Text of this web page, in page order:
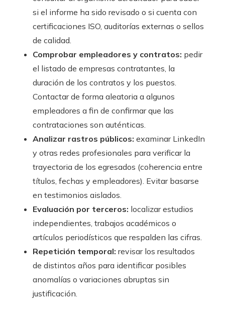
si el informe ha sido revisado o si cuenta con
certificaciones ISO, auditorías externas o sellos
de calidad.
Comprobar empleadores y contratos: pedir
el listado de empresas contratantes, la
duración de los contratos y los puestos.
Contactar de forma aleatoria a algunos
empleadores a fin de confirmar que las
contrataciones son auténticas.
Analizar rastros públicos: examinar LinkedIn
y otras redes profesionales para verificar la
trayectoria de los egresados (coherencia entre
títulos, fechas y empleadores). Evitar basarse
en testimonios aislados.
Evaluación por terceros: localizar estudios
independientes, trabajos académicos o
artículos periodísticos que respalden las cifras.
Repetición temporal: revisar los resultados
de distintos años para identificar posibles
anomalías o variaciones abruptas sin
justificación.